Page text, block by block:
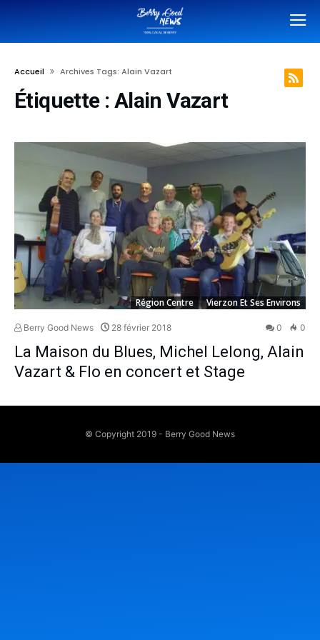
Accueil Archives Tags: Alain Vazart
Étiquette : Alain Vazart
Région Centre Vierzon Et Ses Environs
Berry Good News 28 février 2018 0 0
La Maison du Blues, Michel Lelong, Alain
Vazart & Flo en concert et Stage
© Copyright 2019 - Berry Good News